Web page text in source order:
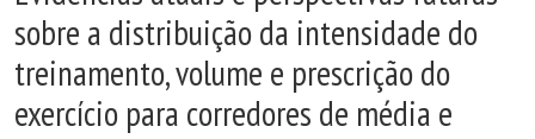
sobre a distribuição da intensidade do
treinamento, volume e prescrição do
exercício para corredores de média e